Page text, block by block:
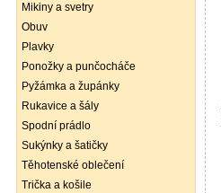
Mikiny a svetry
Obuv
Plavky
Ponožky a punčocháče
Pyžámka a župánky
Rukavice a šály
Spodní prádlo
Sukýnky a šatičky
Těhotenské oblečení
Trička a košile